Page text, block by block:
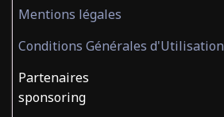
Mentions légales
Conditions Générales d'Utilisation
Partenaires
sponsoring